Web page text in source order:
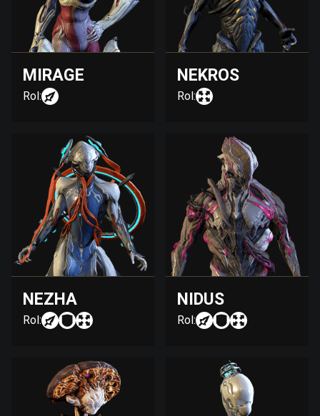
MIRAGE
Rol:
NEKROS
Rol:
NEZHA
Rol:
NIDUS
Rol: